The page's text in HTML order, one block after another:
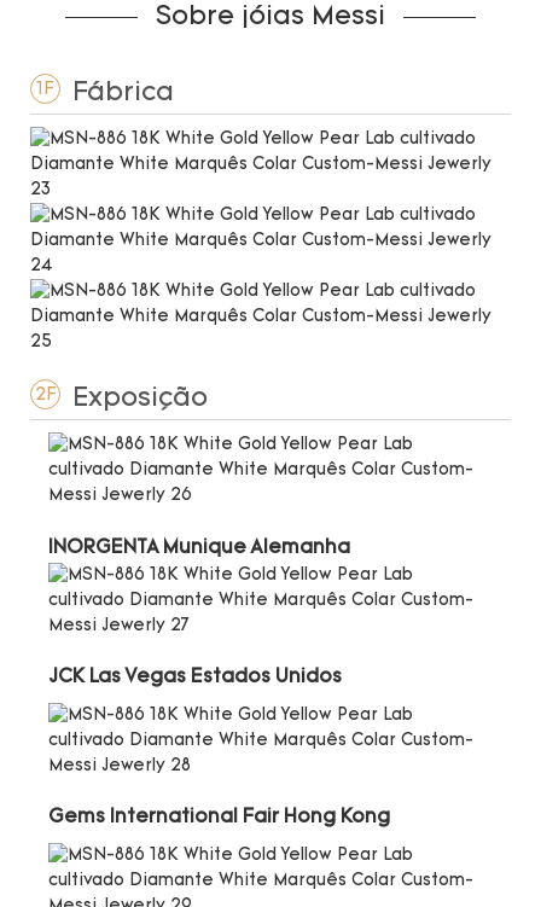
Sobre jóias Messi
1F Fábrica
2F Exposição
INORGENTA Munique Alemanha
JCK Las Vegas Estados Unidos
Gems International Fair Hong Kong